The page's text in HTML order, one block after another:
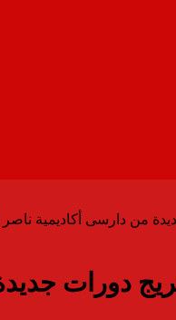
من دارسى أكاديمية ناصر
دورات جديدة